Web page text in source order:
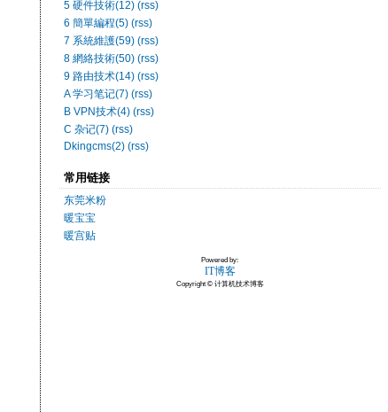
5 硬件技術(12) (rss)
6 簡單編程(5) (rss)
7 系統維護(59) (rss)
8 網絡技術(50) (rss)
9 路由技术(14) (rss)
A 学习笔记(7) (rss)
B VPN技术(4) (rss)
C 杂记(7) (rss)
Dkingcms(2) (rss)
常用链接
东莞米粉
暖宝宝
暖宫贴
Powered by:
IT博客
Copyright © 计算机技术博客